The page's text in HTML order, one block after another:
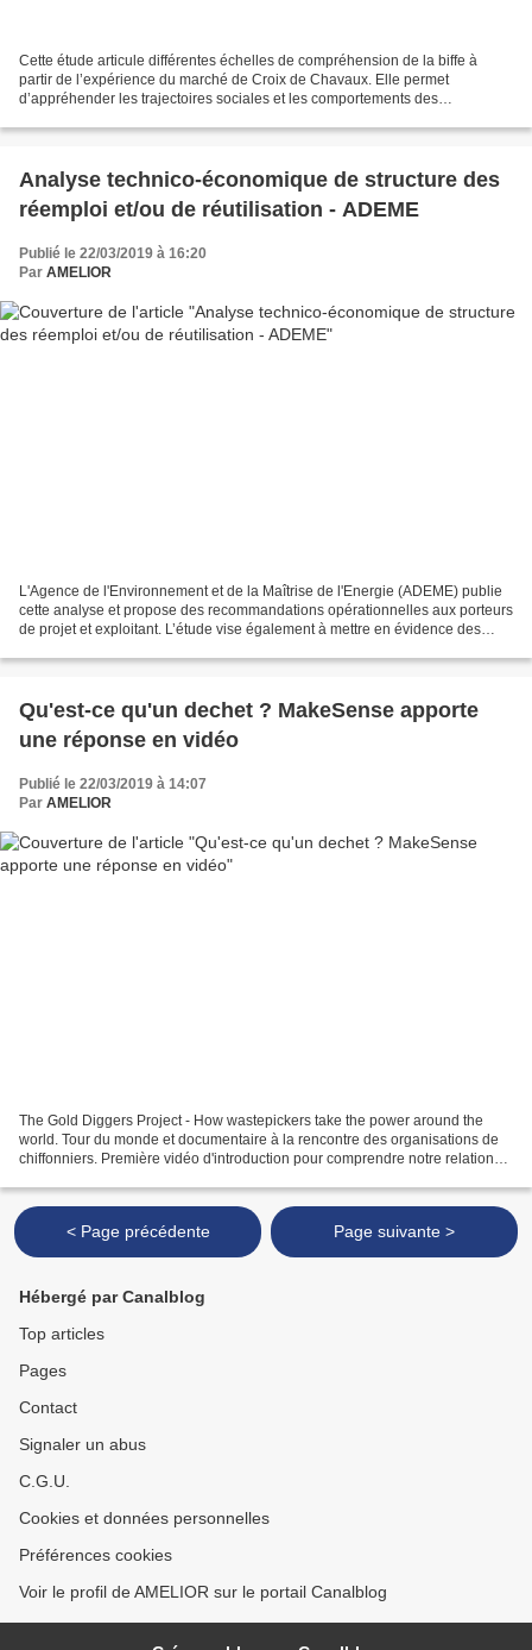
Cette étude articule différentes échelles de compréhension de la biffe à
partir de l’expérience du marché de Croix de Chavaux. Elle permet
d’appréhender les trajectoires sociales et les comportements des
Analyse technico-économique de structure des
réemploi et/ou de réutilisation - ADEME
Publié le 22/03/2019 à 16:20
Par AMELIOR
L'Agence de l'Environnement et de la Maîtrise de l'Energie (ADEME) publie
cette analyse et propose des recommandations opérationnelles aux porteurs
de projet et exploitant. L’étude vise également à mettre en évidence des
Qu'est-ce qu'un dechet ? MakeSense apporte
une réponse en vidéo
Publié le 22/03/2019 à 14:07
Par AMELIOR
The Gold Diggers Project - How wastepickers take the power around the
world. Tour du monde et documentaire à la rencontre des organisations de
chiffonniers. Première vidéo d'introduction pour comprendre notre relation
< Page précédente Page suivante >
Hébergé par Canalblog
Top articles
Pages
Contact
Signaler un abus
C.G.U.
Cookies et données personnelles
Préférences cookies
Voir le profil de AMELIOR sur le portail Canalblog